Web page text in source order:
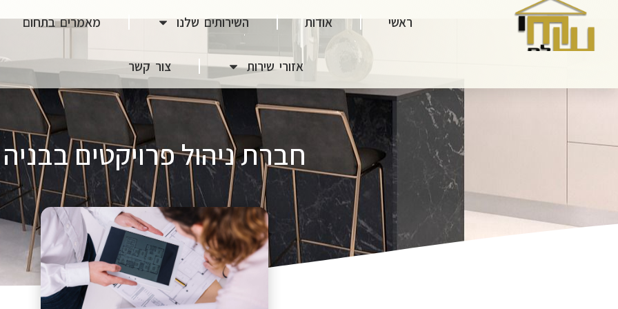
ראשי אודות השירותים שלנו מאמרים בתחום
אזורי שירות צור קשר
חברת ניהול פרויקטים בבניה